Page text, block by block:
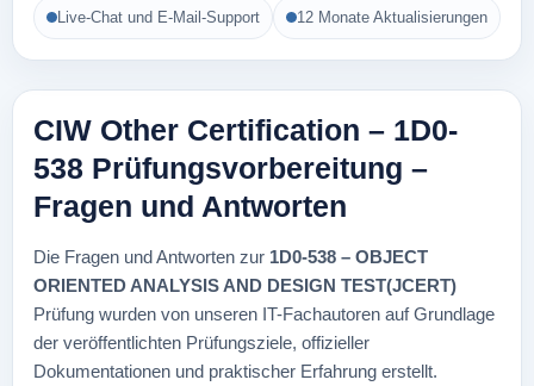
Live-Chat und E-Mail-Support 12 Monate Aktualisierungen
CIW Other Certification – 1D0-
538 Prüfungsvorbereitung –
Fragen und Antworten
Die Fragen und Antworten zur 1D0-538 – OBJECT
ORIENTED ANALYSIS AND DESIGN TEST(JCERT)
Prüfung wurden von unseren IT-Fachautoren auf Grundlage
der veröffentlichten Prüfungsziele, offizieller
Dokumentationen und praktischer Erfahrung erstellt.